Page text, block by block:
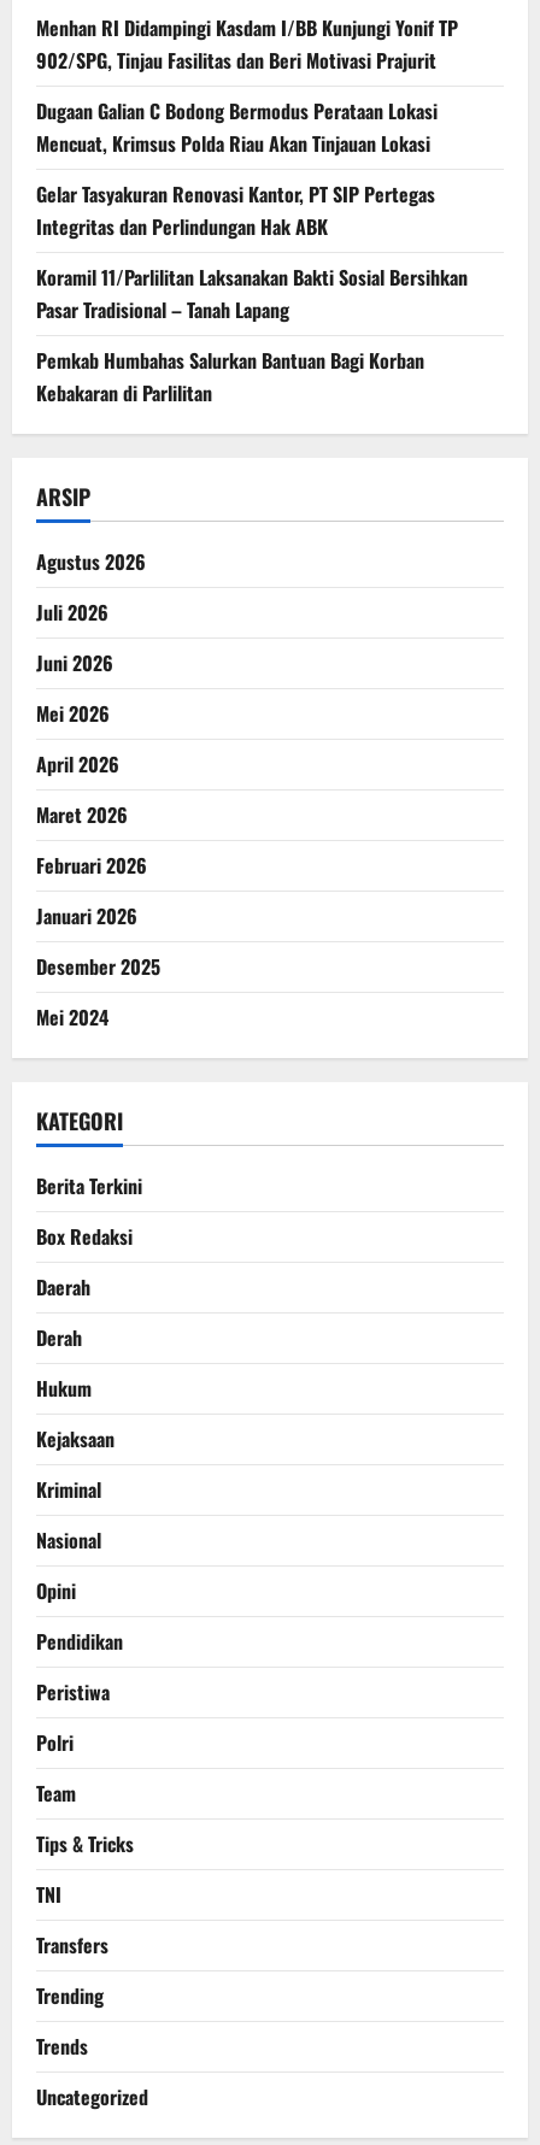
Menhan RI Didampingi Kasdam I/BB Kunjungi Yonif TP
902/SPG, Tinjau Fasilitas dan Beri Motivasi Prajurit
Dugaan Galian C Bodong Bermodus Perataan Lokasi
Mencuat, Krimsus Polda Riau Akan Tinjauan Lokasi
Gelar Tasyakuran Renovasi Kantor, PT SIP Pertegas
Integritas dan Perlindungan Hak ABK
Koramil 11/Parlilitan Laksanakan Bakti Sosial Bersihkan
Pasar Tradisional – Tanah Lapang
Pemkab Humbahas Salurkan Bantuan Bagi Korban
Kebakaran di Parlilitan
ARSIP
Agustus 2026
Juli 2026
Juni 2026
Mei 2026
April 2026
Maret 2026
Februari 2026
Januari 2026
Desember 2025
Mei 2024
KATEGORI
Berita Terkini
Box Redaksi
Daerah
Derah
Hukum
Kejaksaan
Kriminal
Nasional
Opini
Pendidikan
Peristiwa
Polri
Team
Tips & Tricks
TNI
Transfers
Trending
Trends
Uncategorized